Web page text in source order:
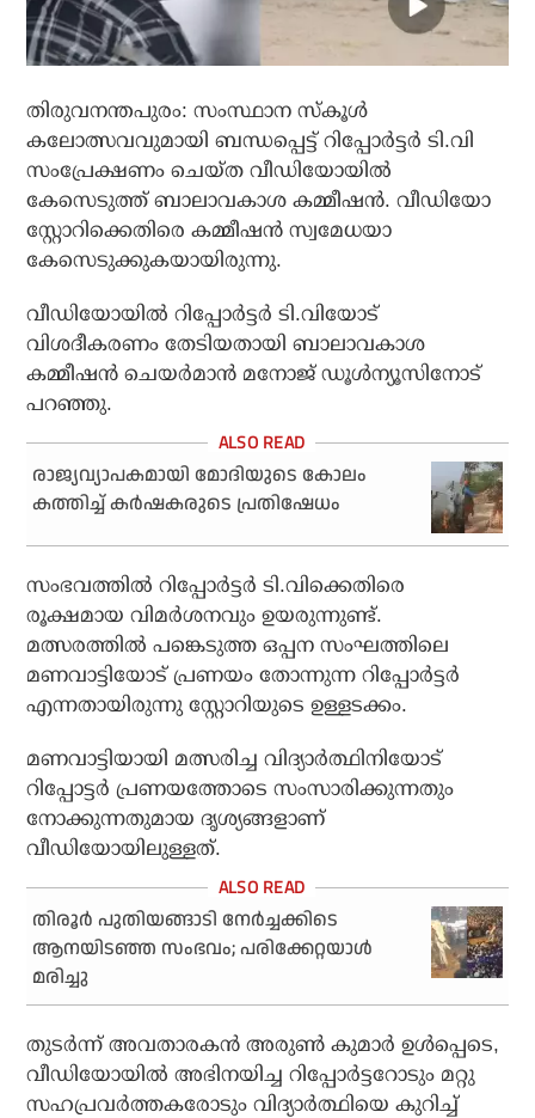
തിരുവനന്തപുരം: സംസ്ഥാന സ്‌കൂള്‍
കലോത്സവവുമായി ബന്ധപ്പെട്ട് റിപ്പോര്‍ട്ടര്‍ ടി.വി
സംപ്രേക്ഷണം ചെയ്ത വീഡിയോയില്‍
കേസെടുത്ത് ബാലാവകാശ കമ്മീഷന്‍. വീഡിയോ
സ്റ്റോറിക്കെതിരെ കമ്മീഷന്‍ സ്വമേധയാ
കേസെടുക്കുകയായിരുന്നു.
വീഡിയോയില്‍ റിപ്പോര്‍ട്ടര്‍ ടി.വിയോട്
വിശദീകരണം തേടിയതായി ബാലാവകാശ
കമ്മീഷന്‍ ചെയര്‍മാന്‍ മനോജ് ഡൂള്‍ന്യൂസിനോട്
പറഞ്ഞു.
രാജ്യവ്യാപകമായി മോദിയുടെ കോലം
കത്തിച്ച് കര്‍ഷകരുടെ പ്രതിഷേധം
സംഭവത്തില്‍ റിപ്പോര്‍ട്ടര്‍ ടി.വിക്കെതിരെ
രൂക്ഷമായ വിമര്‍ശനവും ഉയരുന്നുണ്ട്.
മത്സരത്തില്‍ പങ്കെടുത്ത ഒപ്പന സംഘത്തിലെ
മണവാട്ടിയോട് പ്രണയം തോന്നുന്ന റിപ്പോര്‍ട്ടര്‍
എന്നതായിരുന്നു സ്റ്റോറിയുടെ ഉള്ളടക്കം.
മണവാട്ടിയായി മത്സരിച്ച വിദ്യാര്‍ത്ഥിനിയോട്
റിപ്പോട്ടര്‍ പ്രണയത്തോടെ സംസാരിക്കുന്നതും
നോക്കുന്നതുമായ ദൃശ്യങ്ങളാണ്
വീഡിയോയിലുള്ളത്.
തിരൂർ പുതിയങ്ങാടി നേര്‍ച്ചക്കിടെ
ആനയിടഞ്ഞ സംഭവം; പരിക്കേറ്റയാള്‍
മരിച്ചു
തുടര്‍ന്ന് അവതാരകന്‍ അരുണ്‍ കുമാര്‍ ഉള്‍പ്പെടെ,
വീഡിയോയില്‍ അഭിനയിച്ച റിപ്പോര്‍ട്ടറോടും മറ്റു
സഹപ്രവര്‍ത്തകരോടും വിദ്യാര്‍ത്ഥിയെ കുറിച്ച്